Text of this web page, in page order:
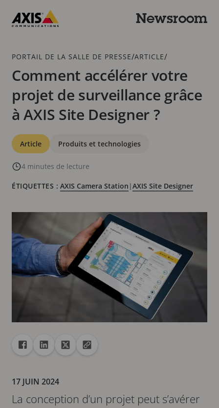
contenu
Newsroom
Fil
PORTAIL DE LA SALLE DE PRESSE/ARTICLE/
Comment accélérer votre
projet de surveillance grâce
à AXIS Site Designer ?
Catégories
Article Produits et technologies
4 minutes de lecture
ÉTIQUETTES : AXIS Camera Station |AXIS Site Designer
Partager
Partager dans Facebook
Partager dans Linkedin
Partager dans X
Copier url dans le presse-papiers
17 JUIN 2024
La conception d’un projet peut s’avérer